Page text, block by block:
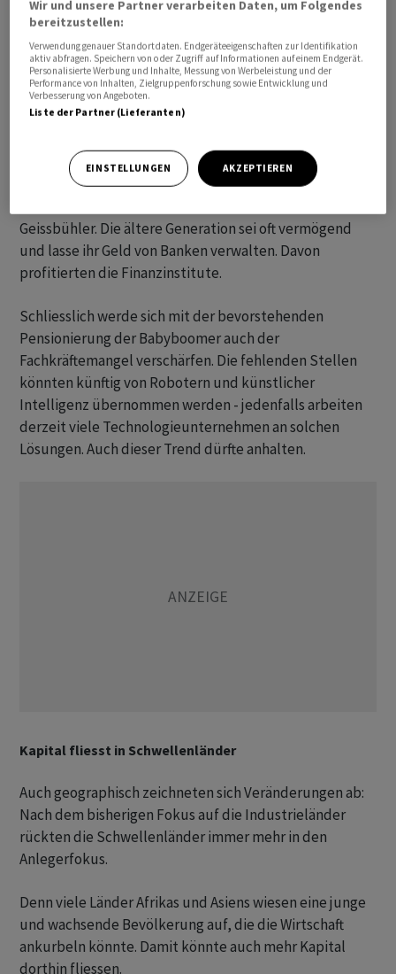
So kaufen ältere Menschen mehr Medikamente und
gehen häufiger zum Arzt. Gewinner an der Börse sind
Pharma-, Medizinal- und Biotechfirmen. «Das
Umsatzwachstum der Unternehmen im
Gesundheitssektor ist mehr als doppelt so hoch wie das
Matthias Geissbühler von Raiffeisen Schweiz.
Geissbühler. Die ältere Generation sei oft vermögend
und lasse ihr Geld von Banken verwalten. Davon
profitierten die Finanzinstitute.
Schliesslich werde sich mit der bevorstehenden
Pensionierung der Babyboomer auch der
Fachkräftemangel verschärfen. Die fehlenden Stellen
könnten künftig von Robotern und künstlicher
Intelligenz übernommen werden - jedenfalls arbeiten
derzeit viele Technologieunternehmen an solchen
Lösungen. Auch dieser Trend dürfte anhalten.
Kapital fliesst in Schwellenländer
Auch geographisch zeichneten sich Veränderungen ab:
Nach dem bisherigen Fokus auf die Industrieländer
rückten die Schwellenländer immer mehr in den
Anlegerfokus.
Denn viele Länder Afrikas und Asiens wiesen eine junge
und wachsende Bevölkerung auf, die die Wirtschaft
ankurbeln könnte. Damit könnte auch mehr Kapital
dorthin fliessen.
Wir und unsere Partner verarbeiten Daten, um Folgendes
bereitzustellen:
Verwendung genauer Standortdaten. Endgeräteeigenschaften zur Identifikation
aktiv abfragen. Speichern von oder Zugriff auf Informationen auf einem Endgerät.
Personalisierte Werbung und Inhalte, Messung von Werbeleistung und der
Performance von Inhalten, Zielgruppenforschung sowie Entwicklung und
Verbesserung von Angeboten.
Liste der Partner (Lieferanten)
EINSTELLUNGEN AKZEPTIEREN